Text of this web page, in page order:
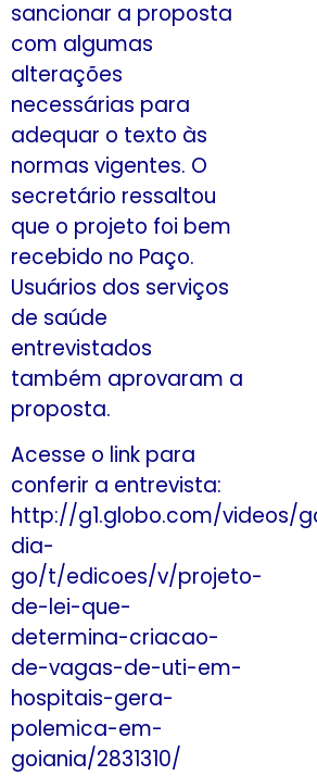
sancionar a proposta
com algumas
alterações
necessárias para
adequar o texto às
normas vigentes. O
secretário ressaltou
que o projeto foi bem
recebido no Paço.
Usuários dos serviços
de saúde
entrevistados
também aprovaram a
proposta.
Acesse o link para
conferir a entrevista:
http://g1.globo.com/videos/
dia-
go/t/edicoes/v/projeto-
de-lei-que-
determina-criacao-
de-vagas-de-uti-em-
hospitais-gera-
polemica-em-
goiania/2831310/